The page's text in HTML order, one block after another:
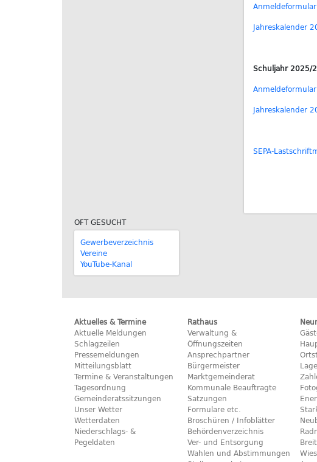
Jahreskalender
Schuljahr 2025/
Jahreskalender
SEPA-
OFT GESUCHT
Gewerbeverzeichnis
Vereine
YouTube-Kanal
Aktuelles & Termine
Aktuelle Meldungen
Schlagzeilen
Pressemeldungen
Mitteilungsblatt
Termine & Veranstaltungen
Tagesordnung
Gemeinderatssitzungen
Unser Wetter
Wetterdaten
Niederschlags- &
Pegeldaten
Rathaus
Verwaltung &
Öffnungszeiten
Ansprechpartner
Bürgermeister
Marktgemeinderat
Kommunale Beauftragte
Satzungen
Formulare etc.
Broschüren / Infoblätter
Behördenverzeichnis
Ver- und Entsorgung
Wahlen und Abstimmungen